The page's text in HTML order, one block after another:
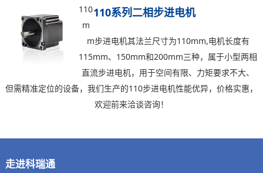
110系列二相步进电机
110
m
m步进电机其法兰尺寸为110mm,电机长度有
115mm、150mm和200mm三种，属于小型两相
直流步进电机，用于空间有限、力矩要求不大、
但需精准定位的设备，我们生产的110步进电机性能优异，价格实惠，
欢迎前来洽谈咨询！
走进科瑞通